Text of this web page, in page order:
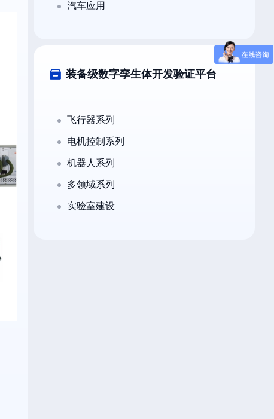
汽车应用
装备级数字孪生体开发验证平台
飞行器系列
电机控制系列
机器人系列
多领域系列
实验室建设